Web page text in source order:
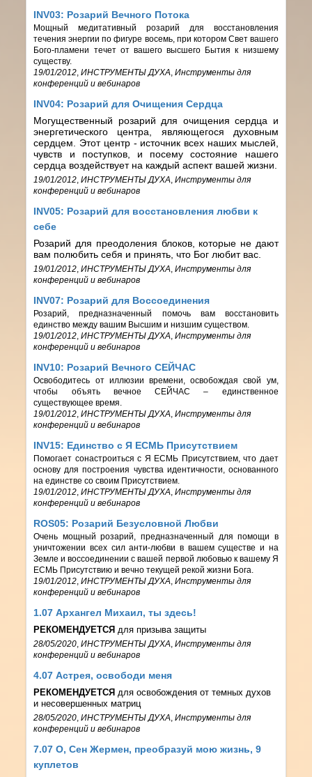
INV03: Розарий Вечного Потока
Мощный медитативный розарий для восстановления
течения энергии по фигуре восемь, при котором Свет вашего
Бого-пламени течет от вашего высшего Бытия к низшему
существу.
19/01/2012 ,ИНСТРУМЕНТЫ ДУХА ,Инструменты для
конференций и вебинаров
INV04: Розарий для Очищения Сердца
Могущественный розарий для очищения сердца и
энергетического центра, являющегося духовным
сердцем. Этот центр - источник всех наших мыслей,
чувств и поступков, и посему состояние нашего
сердца воздействует на каждый аспект вашей жизни.
19/01/2012 ,ИНСТРУМЕНТЫ ДУХА ,Инструменты для
конференций и вебинаров
INV05: Розарий для восстановления любви к
себе
Розарий для преодоления блоков, которые не дают
вам полюбить себя и принять, что Бог любит вас.
19/01/2012 ,ИНСТРУМЕНТЫ ДУХА ,Инструменты для
конференций и вебинаров
INV07: Розарий для Воссоединения
Розарий, предназначенный помочь вам восстановить
единство между вашим Высшим и низшим существом.
19/01/2012 ,ИНСТРУМЕНТЫ ДУХА ,Инструменты для
конференций и вебинаров
INV10: Розарий Вечного СЕЙЧАС
Освободитесь от иллюзии времени, освобождая свой ум,
чтобы объять вечное СЕЙЧАС – единственное
существующее время.
19/01/2012 ,ИНСТРУМЕНТЫ ДУХА ,Инструменты для
конференций и вебинаров
INV15: Единство с Я ЕСМЬ Присутствием
Помогает сонастроиться с Я ЕСМЬ Присутствием, что дает
основу для построения чувства идентичности, основанного
на единстве со своим Присутствием.
19/01/2012 ,ИНСТРУМЕНТЫ ДУХА ,Инструменты для
конференций и вебинаров
ROS05: Розарий Безусловной Любви
Очень мощный розарий, предназначенный для помощи в
уничтожении всех сил анти-любви в вашем существе и на
Земле и воссоединении с вашей первой любовью к вашему Я
ЕСМЬ Присутствию и вечно текущей рекой жизни Бога.
19/01/2012 ,ИНСТРУМЕНТЫ ДУХА ,Инструменты для
конференций и вебинаров
1.07 Архангел Михаил, ты здесь!
РЕКОМЕНДУЕТСЯ для призыва защиты
28/05/2020 ,ИНСТРУМЕНТЫ ДУХА ,Инструменты для
конференций и вебинаров
4.07 Астрея, освободи меня
РЕКОМЕНДУЕТСЯ для освобождения от темных духов
и несовершенных матриц
28/05/2020 ,ИНСТРУМЕНТЫ ДУХА ,Инструменты для
конференций и вебинаров
7.07 О, Сен Жермен, преобразуй мою жизнь, 9
куплетов